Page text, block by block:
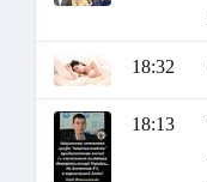
18:32
18:13